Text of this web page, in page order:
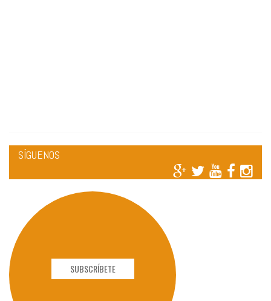
SÍGUENOS
SUBSCRÍBETE